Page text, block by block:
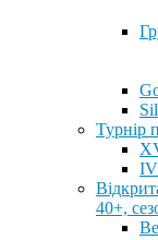
Турнір
IV
40+,